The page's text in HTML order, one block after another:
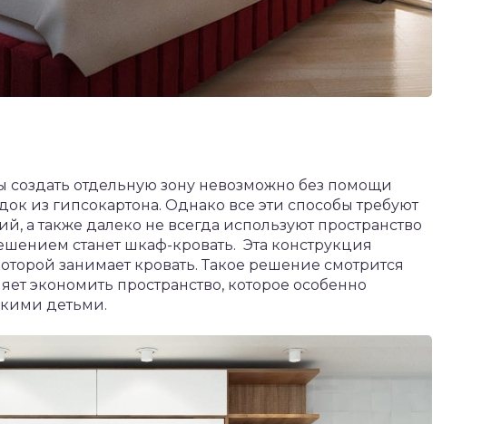
создать отдельную зону невозможно без помощи
из гипсокартона. Однако все эти способы требуют
а также далеко не всегда используют пространство
станет шкаф-кровать. Эта конструкция
занимает кровать. Такое решение смотрится
экономить пространство, которое особенно
детьми.